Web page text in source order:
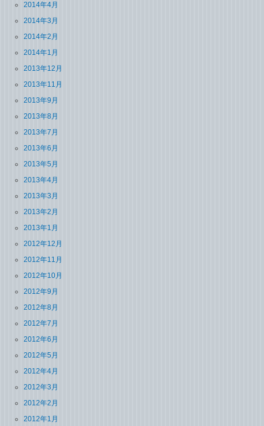
2014年4月
2014年3月
2014年2月
2014年1月
2013年12月
2013年11月
2013年9月
2013年8月
2013年7月
2013年6月
2013年5月
2013年4月
2013年3月
2013年2月
2013年1月
2012年12月
2012年11月
2012年10月
2012年9月
2012年8月
2012年7月
2012年6月
2012年5月
2012年4月
2012年3月
2012年2月
2012年1月